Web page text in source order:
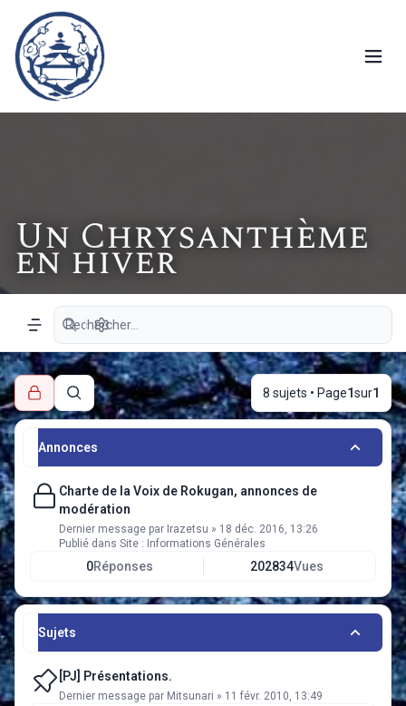
Un Chrysanthème
en hiver
Navigation menu
Recherche avancée
Rechercher
8 sujets • Page1sur1
Annonces
Charte de la Voix de Rokugan, annonces de
modération
Dernier message par Irazetsu » 18 déc. 2016, 13:26
Publié dans Site : Informations Générales
0Réponses 202834Vues
Sujets
[PJ] Présentations.
Dernier message par Mitsunari » 11 févr. 2010, 13:49